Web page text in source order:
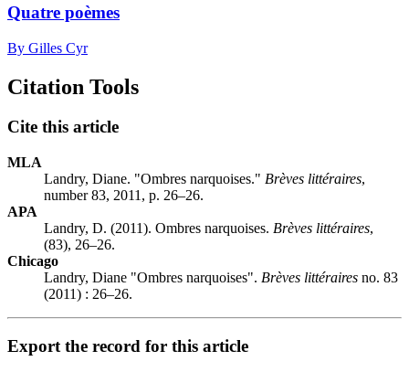
Quatre poèmes
By Gilles Cyr
Citation Tools
Cite this article
MLA
Landry, Diane. "Ombres narquoises." Brèves littéraires,
number 83, 2011, p. 26–26.
APA
Landry, D. (2011). Ombres narquoises. Brèves littéraires,
(83), 26–26.
Chicago
Landry, Diane "Ombres narquoises". Brèves littéraires no. 83
(2011) : 26–26.
Export the record for this article